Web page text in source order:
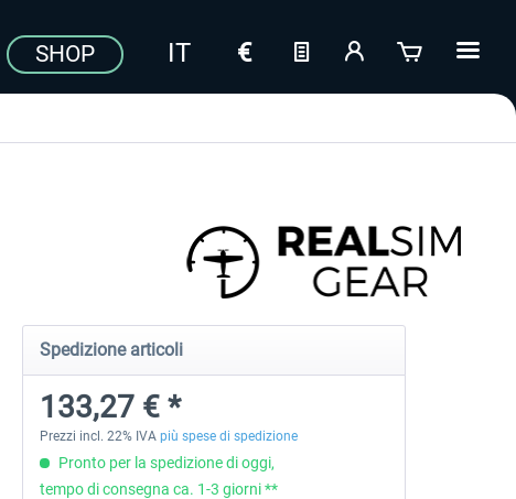
SHOP
Spedizione articoli
133,27 € *
Prezzi incl. 22% IVA più spese di spedizione
Pronto per la spedizione di oggi,
tempo di consegna ca. 1-3 giorni **